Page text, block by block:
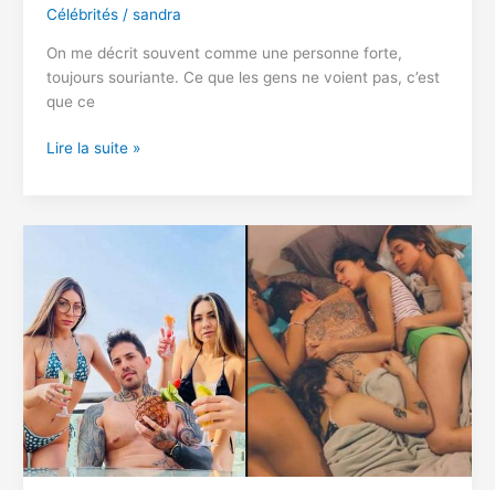
Célébrités/ sandra
On me décrit souvent comme une personne forte,
toujours souriante. Ce que les gens ne voient pas, c’est
que ce
Je
pleure
chaque
nuit
Lire la suite »